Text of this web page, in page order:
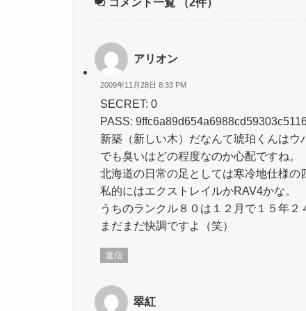
アリオン
2009年11月28日 8:33 PM
SECRET: 0
PASS:
新築（新しい木）だなんて琥珀くんはウ
でも臭いはどの程度なのか心配ですね。
北海道の日常の足としては寒冷地仕様の
私的にはエクストレイルかRAV4かな。
うちのランクル８０は１２月で１５年２
まだまだ快調ですよ（笑）
返信
翠紅